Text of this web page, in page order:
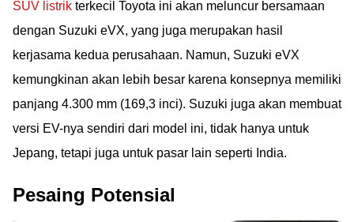
SUV listrik terkecil Toyota ini akan meluncur bersamaan
dengan Suzuki eVX, yang juga merupakan hasil
kerjasama kedua perusahaan. Namun, Suzuki eVX
kemungkinan akan lebih besar karena konsepnya memiliki
panjang 4.300 mm (169,3 inci). Suzuki juga akan membuat
versi EV-nya sendiri dari model ini, tidak hanya untuk
Jepang, tetapi juga untuk pasar lain seperti India.
Pesaing Potensial